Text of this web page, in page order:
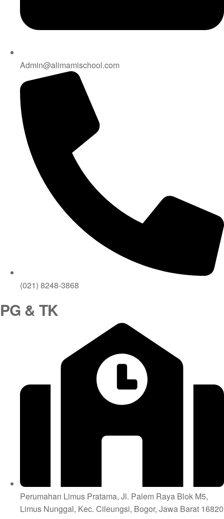
Admin@alimamischool.com
(021) 8248-3868
PG & TK
Perumahan Limus Pratama, Jl. Palem Raya Blok M5,
Limus Nunggal, Kec. Cileungsi, Bogor, Jawa Barat 16820